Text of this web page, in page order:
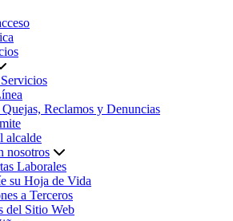
Reclamos y Denuncias
alcalde
nosotros
Laborales
su Hoja de Vida
a Terceros
del Sitio Web